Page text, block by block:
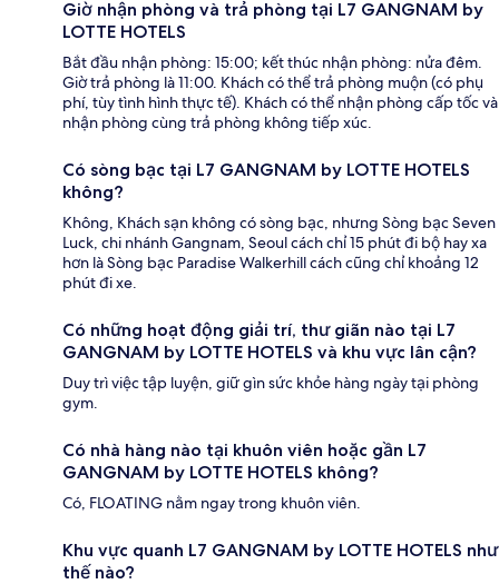
Giờ nhận phòng và trả phòng tại L7 GANGNAM by
LOTTE HOTELS
Bắt đầu nhận phòng: 15:00; kết thúc nhận phòng: nửa đêm.
Giờ trả phòng là 11:00. Khách có thể trả phòng muộn (có phụ
phí, tùy tình hình thực tế). Khách có thể nhận phòng cấp tốc và
nhận phòng cùng trả phòng không tiếp xúc.
Có sòng bạc tại L7 GANGNAM by LOTTE HOTELS
không?
Không, Khách sạn không có sòng bạc, nhưng Sòng bạc Seven
Luck, chi nhánh Gangnam, Seoul cách chỉ 15 phút đi bộ hay xa
hơn là Sòng bạc Paradise Walkerhill cách cũng chỉ khoảng 12
phút đi xe.
Có những hoạt động giải trí, thư giãn nào tại L7
GANGNAM by LOTTE HOTELS và khu vực lân cận?
Duy trì việc tập luyện, giữ gìn sức khỏe hàng ngày tại phòng
gym.
Có nhà hàng nào tại khuôn viên hoặc gần L7
GANGNAM by LOTTE HOTELS không?
Có, FLOATING nằm ngay trong khuôn viên.
Khu vực quanh L7 GANGNAM by LOTTE HOTELS như
thế nào?